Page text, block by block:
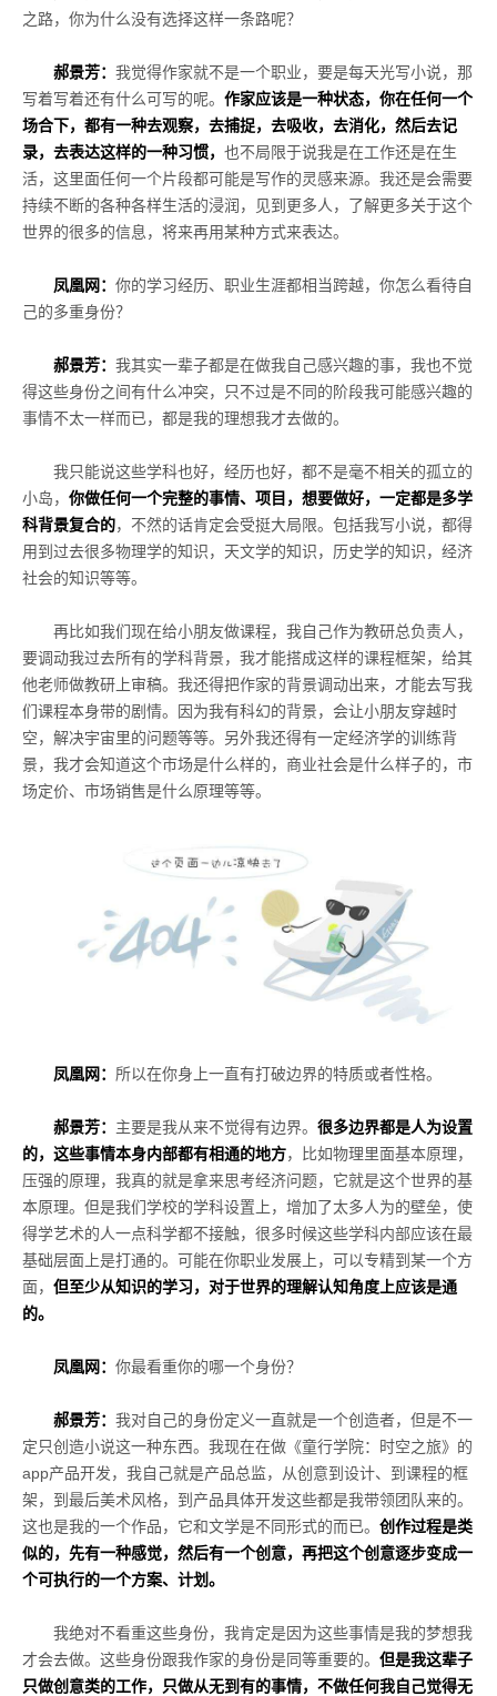
之路，你为什么没有选择这样一条路呢？
郝景芳： 我觉得作家就不是一个职业，要是每天光写小说，那
写着写着还有什么可写的呢。 作家应该是一种状态，你在任何一个
场合下，都有一种去观察，去捕捉，去吸收，去消化，然后去记
录，去表达这样的一种习惯， 也不局限于说我是在工作还是在生
活，这里面任何一个片段都可能是写作的灵感来源。我还是会需要
持续不断的各种各样生活的浸润，见到更多人，了解更多关于这个
世界的很多的信息，将来再用某种方式来表达。
凤凰网： 你的学习经历、职业生涯都相当跨越，你怎么看待自
己的多重身份？
郝景芳： 我其实一辈子都是在做我自己感兴趣的事，我也不觉
得这些身份之间有什么冲突，只不过是不同的阶段我可能感兴趣的
事情不太一样而已，都是我的理想我才去做的。
我只能说这些学科也好，经历也好，都不是毫不相关的孤立的
小岛， 你做任何一个完整的事情、项目，想要做好，一定都是多学
科背景复合的，不然的话肯定会受挺大局限。包括我写小说，都得
用到过去很多物理学的知识，天文学的知识，历史学的知识，经济
社会的知识等等。
再比如我们现在给小朋友做课程，我自己作为教研总负责人，
要调动我过去所有的学科背景，我才能搭成这样的课程框架，给其
他老师做教研上审稿。我还得把作家的背景调动出来，才能去写我
们课程本身带的剧情。因为我有科幻的背景，会让小朋友穿越时
空，解决宇宙里的问题等等。另外我还得有一定经济学的训练背
景，我才会知道这个市场是什么样的，商业社会是什么样子的，市
场定价、市场销售是什么原理等等。
凤凰网： 所以在你身上一直有打破边界的特质或者性格。
郝景芳： 主要是我从来不觉得有边界。 很多边界都是人为设置
的，这些事情本身内部都有相通的地方，比如物理里面基本原理，
压强的原理，我真的就是拿来思考经济问题，它就是这个世界的基
本原理。但是我们学校的学科设置上，增加了太多人为的壁垒，使
得学艺术的人一点科学都不接触，很多时候这些学科内部应该在最
基础层面上是打通的。可能在你职业发展上，可以专精到某一个方
面， 但至少从知识的学习，对于世界的理解认知角度上应该是通
的。
凤凰网： 你最看重你的哪一个身份？
郝景芳： 我对自己的身份定义一直就是一个创造者，但是不一
定只创造小说这一种东西。我现在在做《童行学院：时空之旅》的
app产品开发，我自己就是产品总监，从创意到设计、到课程的框
架，到最后美术风格，到产品具体开发这些都是我带领团队来的。
这也是我的一个作品，它和文学是不同形式的而已。 创作过程是类
似的，先有一种感觉，然后有一个创意，再把这个创意逐步变成一
个可执行的一个方案、计划。
我绝对不看重这些身份，我肯定是因为这些事情是我的梦想我
才会去做。这些身份跟我作家的身份是同等重要的。 但是我这辈子
只做创意类的工作，只做从无到有的事情，不做任何我自己觉得无